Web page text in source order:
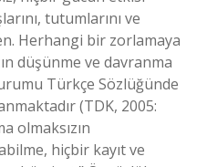
tutumlarını ve
Herhangi bir zorlamaya
düşünme ve davranma
Türkçe Sözlüğünde
(TDK, 2005:
olmaksızın
hiçbir kayıt ve